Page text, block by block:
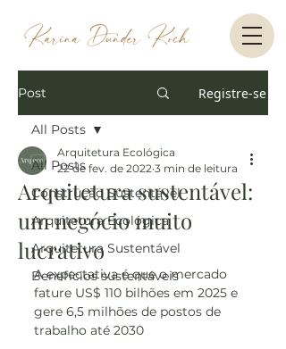
Post Registre-se
All Posts
Construção Sustentável
Arquitetura Ecológica
Arquitetura Sustentável
Benefícios sustentáveis
All Posts
Arquitetura sustentável:
um negócio muito
lucrativo
Arquitetura Ecológica
22 de fev. de 2022 3 min de leitura
A expectativa é que o mercado
fature US$ 110 bilhões em 2025 e
gere 6,5 milhões de postos de
trabalho até 2030